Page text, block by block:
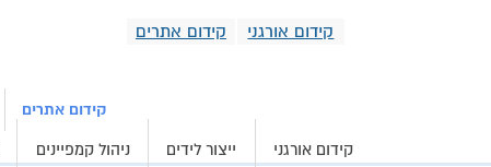
קידום אורגני קידום אתרים
קידום אורגני ייצור לידים ניהול קמפיינים
קידום אתרים